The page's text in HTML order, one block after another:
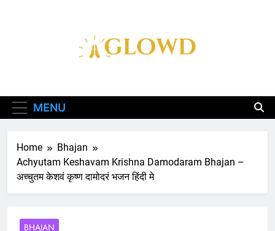
Aarti, Katha Aur
Chalisa Hindi Me
MENU
Home
Bhajan
Achyutam Keshavam Krishna Damodaram Bhajan –
अच्चुतम केशवं कृष्ण दामोदरं भजन हिंदी मे
BHAJAN